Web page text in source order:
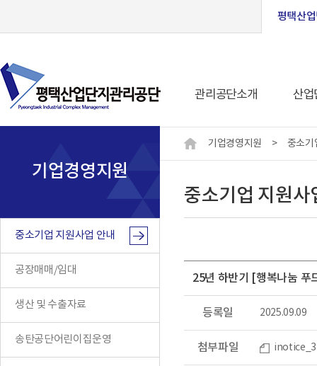
평택산
관리공단소개 산업
기업경영지원 > 중소기
기업경영지원
중소기업 지원사업 안내
공장매매/임대
생산 및 수출자료
송탄공단어린이집운영
중소기업 지원사
25년 하반기 [행복나눔 푸
등록일 2025.09.09
첨부파일